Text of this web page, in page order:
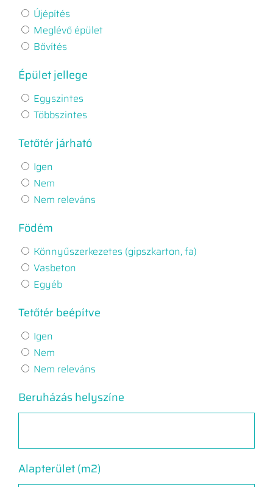
Újépítés
Meglévő épület
Bővítés
Épület jellege
Egyszintes
Többszintes
Tetőtér járható
Igen
Nem
Nem releváns
Födém
Könnyűszerkezetes (gipszkarton, fa)
Vasbeton
Egyéb
Tetőtér beépítve
Igen
Nem
Nem releváns
Beruházás helyszíne
Alapterület (m2)